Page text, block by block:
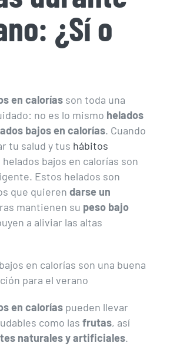
¿Sí o
en calorías son toda una
no es lo mismo helados
bajos en calorías. Cuando
tu salud y tus hábitos
helados bajos en calorías son
Estos helados son
que quieren darse un
mantienen su peso bajo
a aliviar las altas
en calorías pueden llevar
como las frutas, así
naturales y artificiales.